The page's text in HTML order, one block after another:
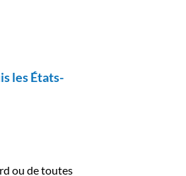
les États-
ou de toutes